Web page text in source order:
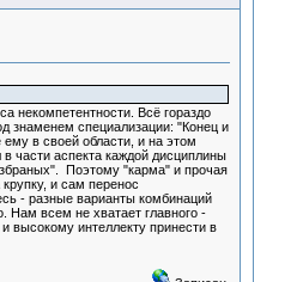
некомпетентности. Всё гораздо
знаменем специализации: "Конец и
в своей области, и на этом
части аспекта каждой дисциплины
Поэтому "карма" и прочая
и сам перенос
- разные варианты комбинаций
Нам всем не хватает главного -
высокому интеллекту принести в